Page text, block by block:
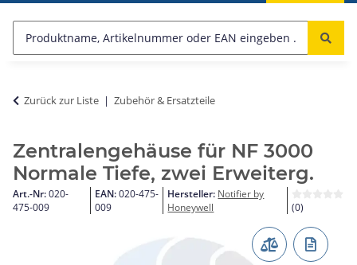
Zurück zur Liste Zubehör & Ersatzteile
Zentralengehäuse für NF 3000
Normale Tiefe, zwei Erweiterg.
Art.-Nr: 020-
475-009
EAN: 020-475-
009
Hersteller: Notifier by
Honeywell
(0)